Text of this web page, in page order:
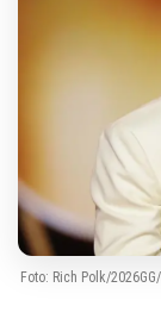
Foto: Rich Polk/